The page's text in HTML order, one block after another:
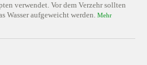
verwendet. Vor dem Verzehr sollten
Wasser aufgeweicht werden. Mehr